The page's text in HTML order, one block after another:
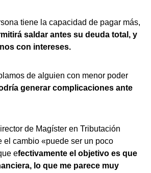
tiene la capacidad de pagar más,
saldar antes su deuda total, y
con intereses.
de alguien con menor poder
generar complicaciones ante
de Magíster en Tributación
el cambio «puede ser un poco
efectivamente el objetivo es que
lo que me parece muy